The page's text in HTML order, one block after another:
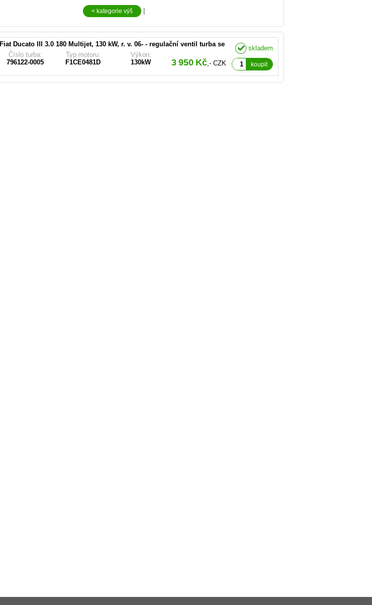
< kategorie výš |
Fiat Ducato III 3.0 180 Multijet, 130 kW, r. v. 06- - regulační ventil turba se
snímačem
Číslo turba:
796122-0005
Typ motoru:
F1CE0481D
Výkon:
130kW
3 950 Kč,- CZK koupit
skladem
Pasuje do turbodmychadla (O.E):
796122-0001, 0375R8